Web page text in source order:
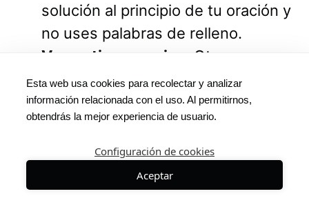
solución al principio de tu oración y
no uses palabras de relleno.
Voz activa o pasiva:
Otro
diferenciador entre un estilo
accesible y uno excesivamente
profesional es el uso de voz activa
o pasiva. Un estilo de
comunicación que se dirige al
lector directamente y evita
Esta web usa cookies para recolectar y analizar
información relacionada con el uso. Al permitirnos,
obtendrás la mejor experiencia de usuario.
Configuración de cookies
Aceptar